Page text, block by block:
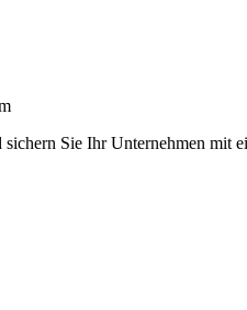
Sie Ihr Unternehmen mit